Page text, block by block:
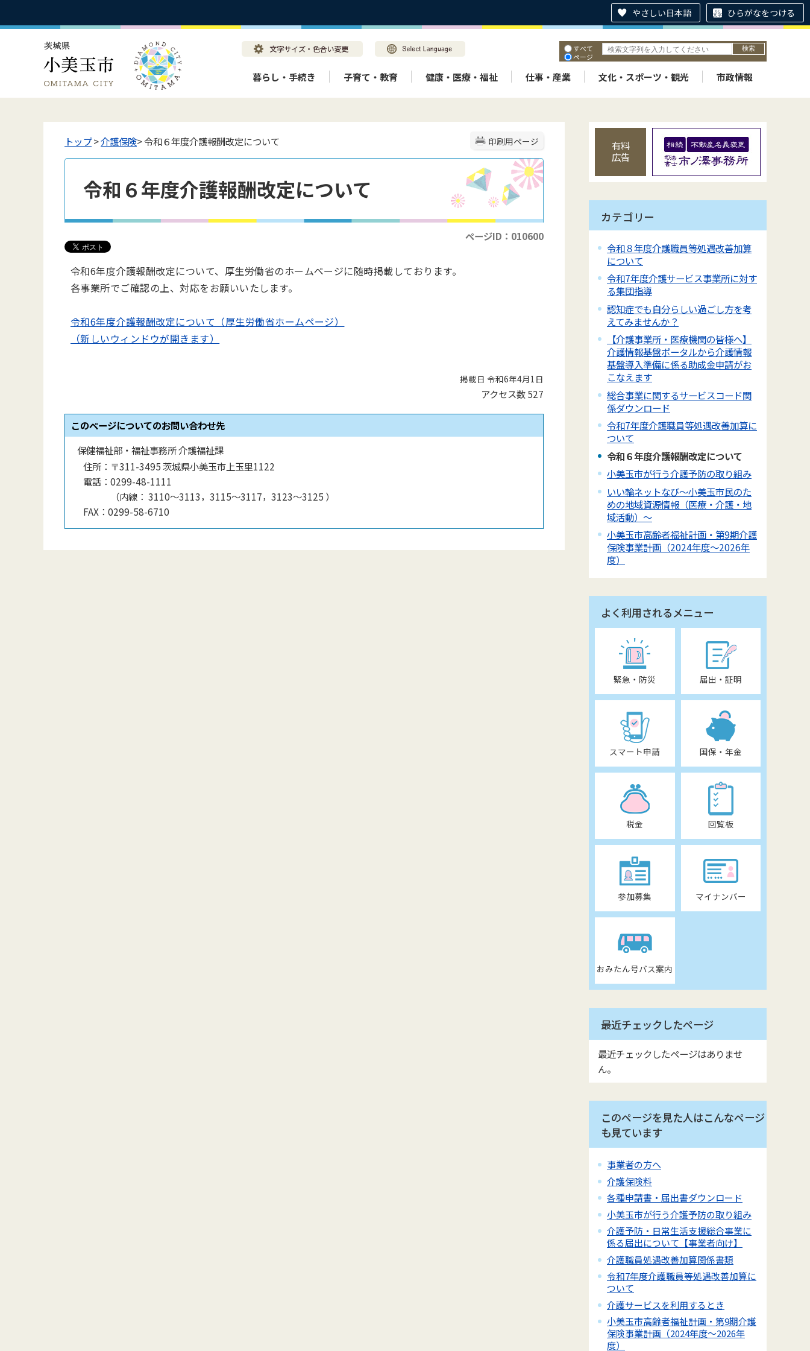
やさしい日本語 ひらがなをつける
すべて
ページ
暮らし・手続き 子育て・教育 健康・医療・福祉 仕事・産業 文化・スポーツ・観光 市政情報
印刷用ページ
トップ>介護保険> 令和６年度介護報酬改定について
令和６年度介護報酬改定について
ページID：010600
令和6年度介護報酬改定について、厚生労働省のホームページに随時掲載しております。
各事業所でご確認の上、対応をお願いいたします。
令和6年度介護報酬改定について（厚生労働省ホームページ）
（新しいウィンドウが開きます）
掲載日 令和6年4月1日
アクセス数527
このページについてのお問い合わせ先
保健福祉部・福祉事務所 介護福祉課
住所： 〒311-3495 茨城県小美玉市上玉里1122
電話： 0299-48-1111
（内線 ： 3110～3113，3115～3117，3123～3125 ）
FAX： 0299-58-6710
有料
広告
カテゴリー
令和８年度介護職員等処遇改善加算
について
令和7年度介護サービス事業所に対す
る集団指導
認知症でも自分らしい過ごし方を考
えてみませんか？
【介護事業所・医療機関の皆様へ】
介護情報基盤ポータルから介護情報
基盤導入準備に係る助成金申請がお
こなえます
総合事業に関するサービスコード関
係ダウンロード
令和7年度介護職員等処遇改善加算に
ついて
令和６年度介護報酬改定について
小美玉市が行う介護予防の取り組み
いい輪ネットなび～小美玉市民のた
めの地域資源情報（医療・介護・地
域活動）～
小美玉市高齢者福祉計画・第9期介護
保険事業計画（2024年度～2026年
度）
よく利用されるメニュー
緊急・防災 届出・証明
スマート申請 国保・年金
税金 回覧板
参加募集 マイナンバー
おみたん号バス案内
最近チェックしたページ
最近チェックしたページはありませ
ん。
このページを見た人はこんなページ
も見ています
事業者の方へ
介護保険料
各種申請書・届出書ダウンロード
小美玉市が行う介護予防の取り組み
介護予防・日常生活支援総合事業に
係る届出について【事業者向け】
介護職員処遇改善加算関係書類
令和7年度介護職員等処遇改善加算に
ついて
介護サービスを利用するとき
小美玉市高齢者福祉計画・第9期介護
保険事業計画（2024年度～2026年
度）